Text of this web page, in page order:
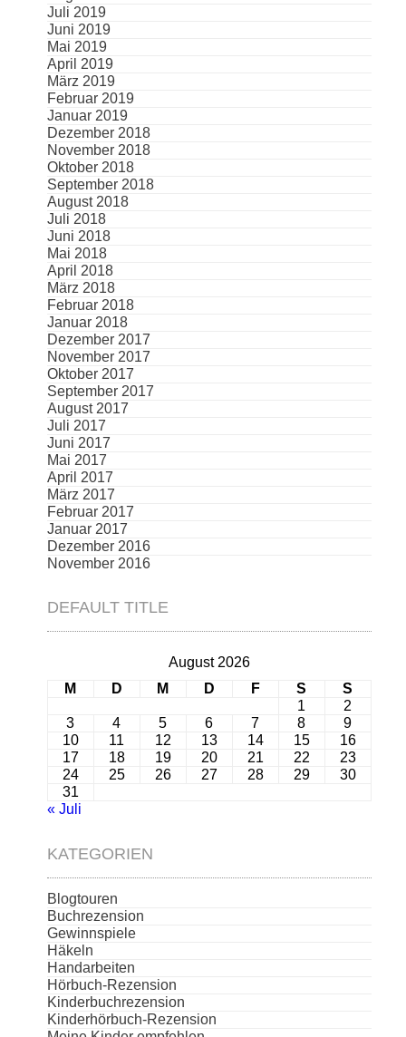
Juli 2019
Juni 2019
Mai 2019
April 2019
März 2019
Februar 2019
Januar 2019
Dezember 2018
November 2018
Oktober 2018
September 2018
August 2018
Juli 2018
Juni 2018
Mai 2018
April 2018
März 2018
Februar 2018
Januar 2018
Dezember 2017
November 2017
Oktober 2017
September 2017
August 2017
Juli 2017
Juni 2017
Mai 2017
April 2017
März 2017
Februar 2017
Januar 2017
Dezember 2016
November 2016
DEFAULT TITLE
August 2026
M
D M D F S
S
1
2
3
4 5 6 7 8
9
10
11 12 13 14 15
16
17
18 19 20 21 22
23
24
25 26 27 28 29
30
31
« Juli
KATEGORIEN
Blogtouren
Buchrezension
Gewinnspiele
Häkeln
Handarbeiten
Hörbuch-Rezension
Kinderbuchrezension
Kinderhörbuch-Rezension